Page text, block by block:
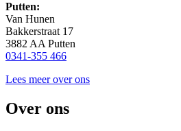
Putten:
Van Hunen
Bakkerstraat 17
3882 AA Putten
0341-355 466
Lees meer over ons
Over ons